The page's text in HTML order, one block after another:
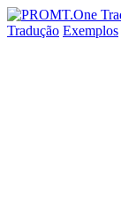
Tradução Exemplos